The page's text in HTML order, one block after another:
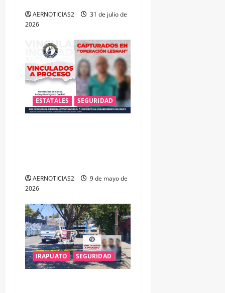
t
a
d
a
AERNOTICIAS2
31 de julio de
2026
ESTATALES SEGURIDAD
AERNOTICIAS2
9 de mayo de
2026
IRAPUATO SEGURIDAD